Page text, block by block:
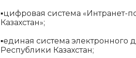
▪️цифровая система «Интранет-
Казахстан»;
▪️единая система электронного
Республики Казахстан;